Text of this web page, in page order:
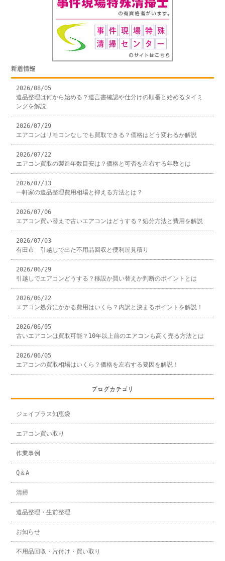
新着情報
2026/08/05
遺品整理は何から始める？遺言書確認や仕分けの順番と始めるタイミ
ングを解説
2026/07/29
エアコンはリモコンなしでも買取できる？価格はどう変わるか解説
2026/07/22
エアコン買取の製造年数目安は？価格と可否を左右する年数とは
2026/07/13
一軒家の遺品整理費用相場と抑える方法とは？
2026/07/06
エアコン買い替えで古いエアコンはどうする？処分方法と費用を解説
2026/07/03
有田市 引越しで出た不用品回収と便利屋見積り
2026/06/29
引越しでエアコンどうする？移設か買い替えか判断のポイントとは
2026/06/22
エアコン処分にかかる費用はいくら？内訳と決まるポイントを解説！
2026/06/05
古いエアコンは買取可能？10年以上前のエアコンも高く売る方法とは
2026/06/05
エアコンの買取相場はいくら？価格を左右する要因を解説！
ブログカテゴリ
ジェイプラス知恵袋
エアコン買い取り
作業事例
Q＆A
清掃
遺品整理・生前整理
お知らせ
不用品回収・片付け・買い取り